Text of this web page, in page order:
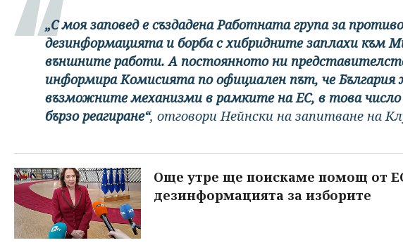
„С моя заповед е създадена Работната група за
дезинформацията и борба с хибридните заплахи към
външните работи. А постоянното ни
информира Комисията по официален път, че България
възможните механизми в рамките на ЕС, в това
бързо реагиране“, отговори Нейнски на запитване на
Още утре ще поискаме помощ от
дезинформацията за изборите